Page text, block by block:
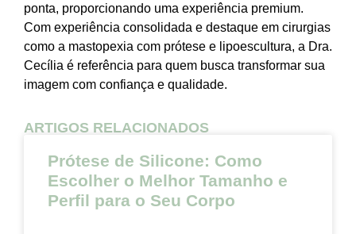
ponta, proporcionando uma experiência premium.
Com experiência consolidada e destaque em cirurgias
como a mastopexia com prótese e lipoescultura, a Dra.
Cecília é referência para quem busca transformar sua
imagem com confiança e qualidade.
ARTIGOS RELACIONADOS
Prótese de Silicone: Como
Escolher o Melhor Tamanho e
Perfil para o Seu Corpo